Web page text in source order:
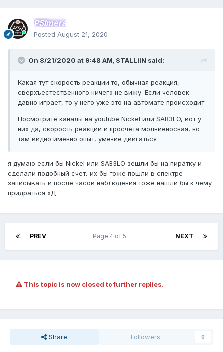
PSImera
Posted August 21, 2020
On 8/21/2020 at 9:48 AM, STALLiiN said:
Какая тут скорость реакции то, обычная реакция,
сверхъестественного ничего не вижу. Если человек
давно играет, то у него уже это на автомате происходит
Посмотрите каналы на youtube Nickel или SAB3LO, вот у
них да, скорость реакции и просчёта молниеносная, но
там видно именно опыт, умение двигаться
я думаю если бы Nickel или SAB3LO зешли бы на пиратку и
сделали подобный счет, их бы тоже пошли в спектре
записывать и после часов наблюдения тоже нашли бы к чему
придраться хД
PREV NEXT
Page 4 of 5
This topic is now closed to further replies.
Share Followers 0